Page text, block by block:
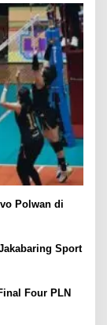
Polwan di
Sport
Four PLN